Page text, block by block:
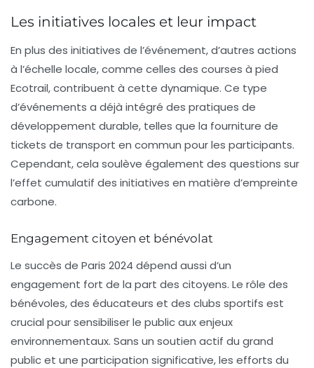
Les initiatives locales et leur impact
En plus des initiatives de l’événement, d’autres actions
à l’échelle locale, comme celles des courses à pied
Ecotrail, contribuent à cette dynamique. Ce type
d’événements a déjà intégré des pratiques de
développement durable, telles que la fourniture de
tickets de transport en commun pour les participants.
Cependant, cela soulève également des questions sur
l’effet cumulatif des initiatives en matière d’empreinte
carbone.
Engagement citoyen et bénévolat
Le succès de Paris 2024 dépend aussi d’un
engagement fort de la part des citoyens. Le rôle des
bénévoles, des éducateurs et des clubs sportifs est
crucial pour sensibiliser le public aux enjeux
environnementaux. Sans un soutien actif du grand
public et une participation significative, les efforts du